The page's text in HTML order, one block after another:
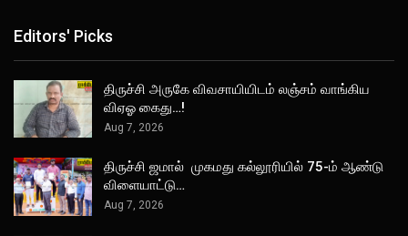
Editors' Picks
திருச்சி அருகே விவசாயியிடம் லஞ்சம் வாங்கிய
விஏஓ கைது…!
Aug 7, 2026
திருச்சி ஜமால் முகமது கல்லூரியில் 75-ம் ஆண்டு
விளையாட்டு…
Aug 7, 2026